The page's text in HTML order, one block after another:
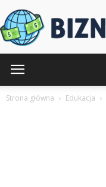
Strona główna Edukacja